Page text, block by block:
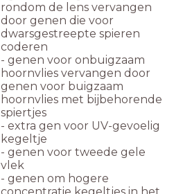
rondom de lens vervangen
door genen die voor
dwarsgestreepte spieren
coderen
- genen voor onbuigzaam
hoornvlies vervangen door
genen voor buigzaam
hoornvlies met bijbehorende
spiertjes
- extra gen voor UV-gevoelig
kegeltje
- genen voor tweede gele
vlek
- genen om hogere
concentratie kegeltjes in het